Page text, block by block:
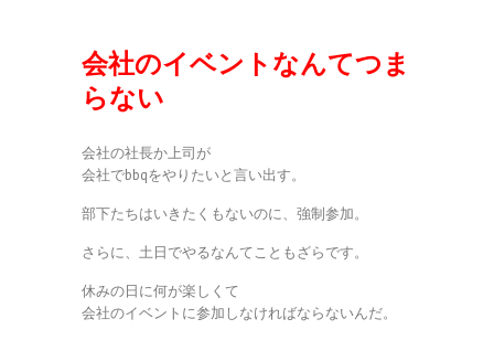
会社のイベントなんてつま
らない
会社の社長か上司が
会社でbbqをやりたいと言い出す。
部下たちはいきたくもないのに、強制参加。
さらに、土日でやるなんてこともざらです。
休みの日に何が楽しくて
会社のイベントに参加しなければならないんだ。